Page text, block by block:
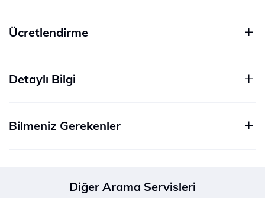
Ücretlendirme
Detaylı Bilgi
Bilmeniz Gerekenler
Diğer Arama Servisleri